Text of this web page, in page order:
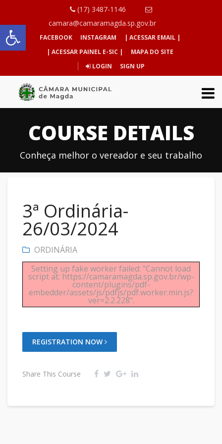
Abrir a barra de ferramentas
(17) 3487-1146
camara@camaramagda.sp.gov.br
FACEBOOK INSTAGRAM
| ACESSAR EMAIL |
| ACESSAR PAINEL E-SIC |
MAPA DO SITE
LOGIN
SIGN UP
COURSE DETAILS
Conheça melhor o vereador e seu trabalho
3ª Ordinária-
26/03/2024
ORDINÁRIA
Setting up fake worker failed: "Cannot load
script at: https://camaramagda.sp.gov.br/wp-
content/plugins/pdf-
embedder/assets/js/pdfjs/pdf.worker.min.js?
ver=2.2.228".
REGISTRATION NOW
Share This Course